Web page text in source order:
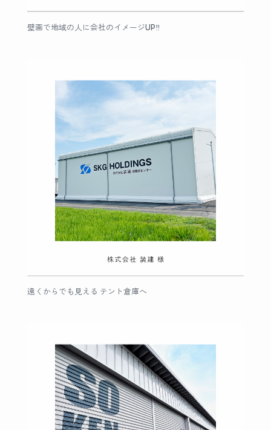
壁画で地域の人に会社のイメージUP‼︎
遠くからでも見える テント倉庫へ